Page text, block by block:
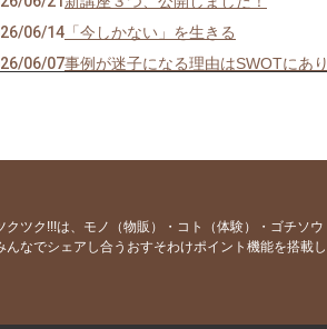
06/14 「今しかない」を生きる
06/07事例が迷子になる理由はSWOTにあり
05/17戦略フレームワークは経営の力
05/03 支援先の成果を最大化する“聴く技術”
04/26雑草のように強くなるために
クツク!!!は、モノ（物販）・コト（体験）・ゴチソ
んなでシェアし合うおすそわけポイント機能を搭載